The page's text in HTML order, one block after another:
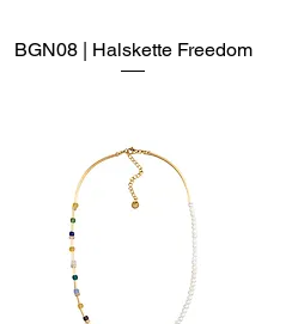
Schnellansicht
BGN08 | Halskette Freedom